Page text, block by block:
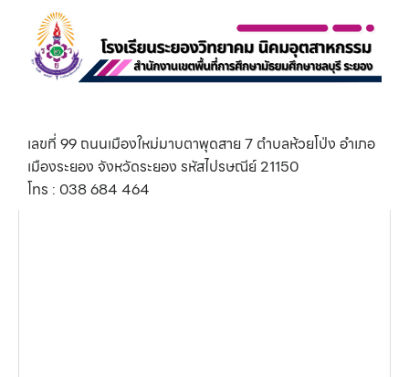
เลขที่ 99 ถนนเมืองใหม่มาบตาพุดสาย 7 ตำบลห้วยโป่ง อำเภอ
เมืองระยอง จังหวัดระยอง รหัสไปรษณีย์ 21150
โทร : 038 684 464